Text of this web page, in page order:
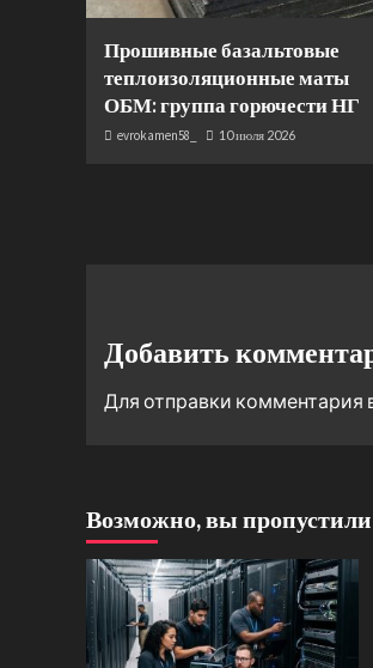
Прошивные базальтовые
теплоизоляционные маты
ОБМ: группа горючести НГ
evrokamen58_ 10 июля 2026
Добавить
Для отправки комментария
Возможно, вы пропустили